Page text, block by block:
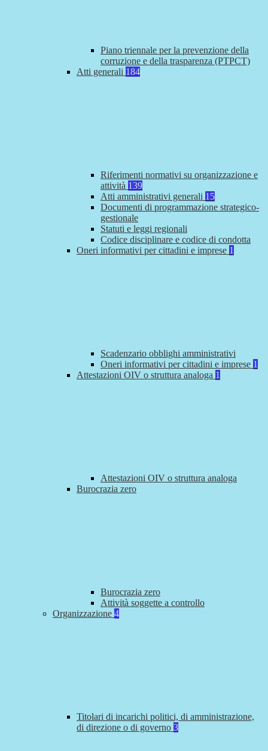
Piano triennale per la prevenzione della
corruzione e della trasparenza (PTPCT)
Atti generali 184
Riferimenti normativi su organizzazione e
attività 139
Atti amministrativi generali 15
Documenti di programmazione strategico-
gestionale
Statuti e leggi regionali
Codice disciplinare e codice di condotta
Oneri informativi per cittadini e imprese 1
Scadenzario obblighi amministrativi
Oneri informativi per cittadini e imprese 1
Attestazioni OIV o struttura analoga 1
Attestazioni OIV o struttura analoga
Burocrazia zero
Burocrazia zero
Attività soggette a controllo
Organizzazione 4
Titolari di incarichi politici, di amministrazione,
di direzione o di governo 3